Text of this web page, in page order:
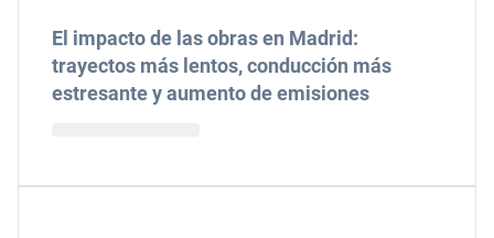
El impacto de las obras en Madrid:
trayectos más lentos, conducción más
estresante y aumento de emisiones